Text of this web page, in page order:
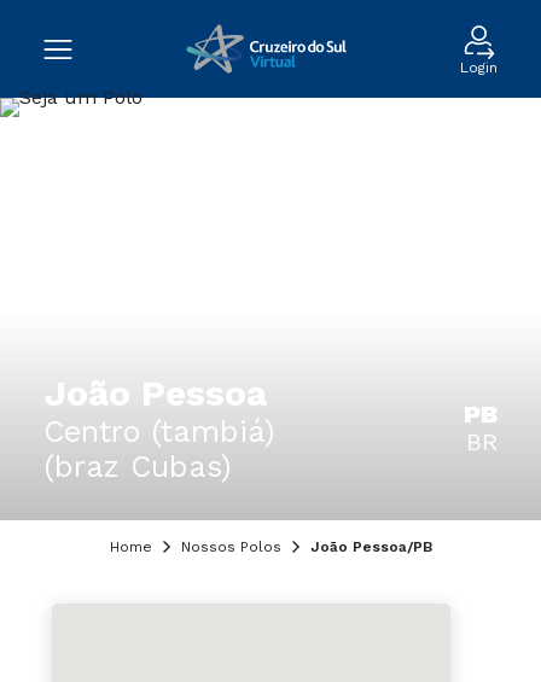
Login
João Pessoa
Centro (tambiá)
(braz Cubas)
PB
BR
Home Nossos Polos João Pessoa/PB